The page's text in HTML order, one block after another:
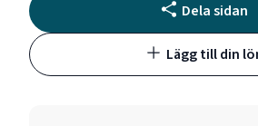
Dela sidan
Lägg till din